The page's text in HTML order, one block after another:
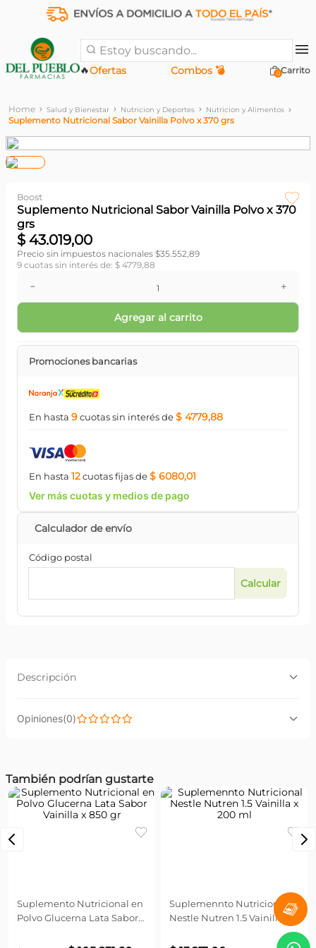
Estoy buscando...
Ofertas
🔥 Combos 💣 0
Salud y Bienestar Nutricion y Deportes Nutricion y Alimentos
Suplemento Nutricional Sabor Vainilla Polvo x 370 grs
Boost
Suplemento Nutricional Sabor Vainilla Polvo x 370
grs
$ 43.019,00
Precio sin impuestos nacionales $35.552,89
9 cuotas sin interés de: $ 4779,88
＋
－
Agregar al carrito
Promociones bancarias
En hasta 9cuotassin interésde$ 4779,88
En hasta 12cuotasfijasde$ 6080,01
Ver más cuotas y medios de pago
Código postal
Descripción
Suplemento nutricional, pensado en las necesidades
energía y vitalidad en tu día a día.
(0)
Más reciente Todos
También podrían gustarte
Cargando...
$ 176.386,00$ 105.831,60
Cargando...
$ 13.271,00